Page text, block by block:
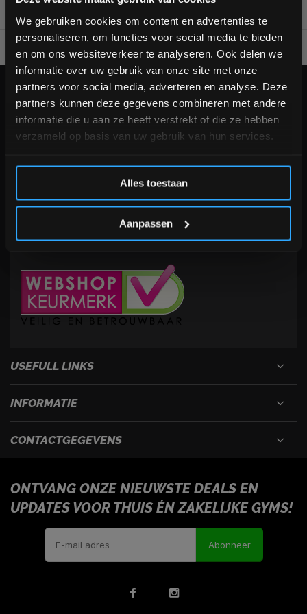
We gebruiken cookies om content en advertenties te
personaliseren, om functies voor social media te bieden
en om ons websiteverkeer te analyseren. Ook delen we
informatie over uw gebruik van onze site met onze
partners voor social media, adverteren en analyse. Deze
partners kunnen deze gegevens combineren met andere
informatie die u aan ze heeft verstrekt of die ze hebben
verzameld op basis van uw gebruik van hun services.
Alles toestaan
Aanpassen
Voor 95% direct uit voorraad geleverd Professionele
KLANTENSERVICE now opened
Veelgestelde vragen
+31 (0)24 645 1309
USEFULL LINKS
INFORMATIE
CONTACTGEGEVENS
ONTVANG ONZE NIEUWSTE DEALS EN
UPDATES VOOR THUIS ÉN ZAKELIJKE GYMS!
Abonneer
Schrijf je in voor onze nieuwsbrief om op de hoogte te
blijven over onze nieuwe producten, deals en meer
interessante info. Ontvang 5% korting op je eerstvolgende
aankoop! 😀
Inschrijven
*Verzendkosten vallen buiten de korting